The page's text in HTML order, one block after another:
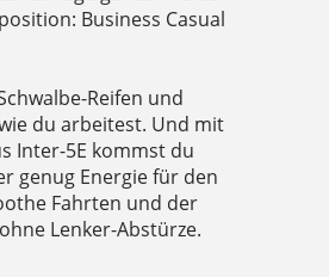
Business Casual
Reifen und
du arbeitest. Und mit
Inter-5E kommst du
genug Energie für den
Fahrten und der
Lenker-Abstürze.